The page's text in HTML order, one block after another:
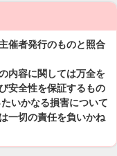
催者発行のものと照合
内容に関しては万全を
安全性を保証するもの
いかなる損害について
一切の責任を負いかね